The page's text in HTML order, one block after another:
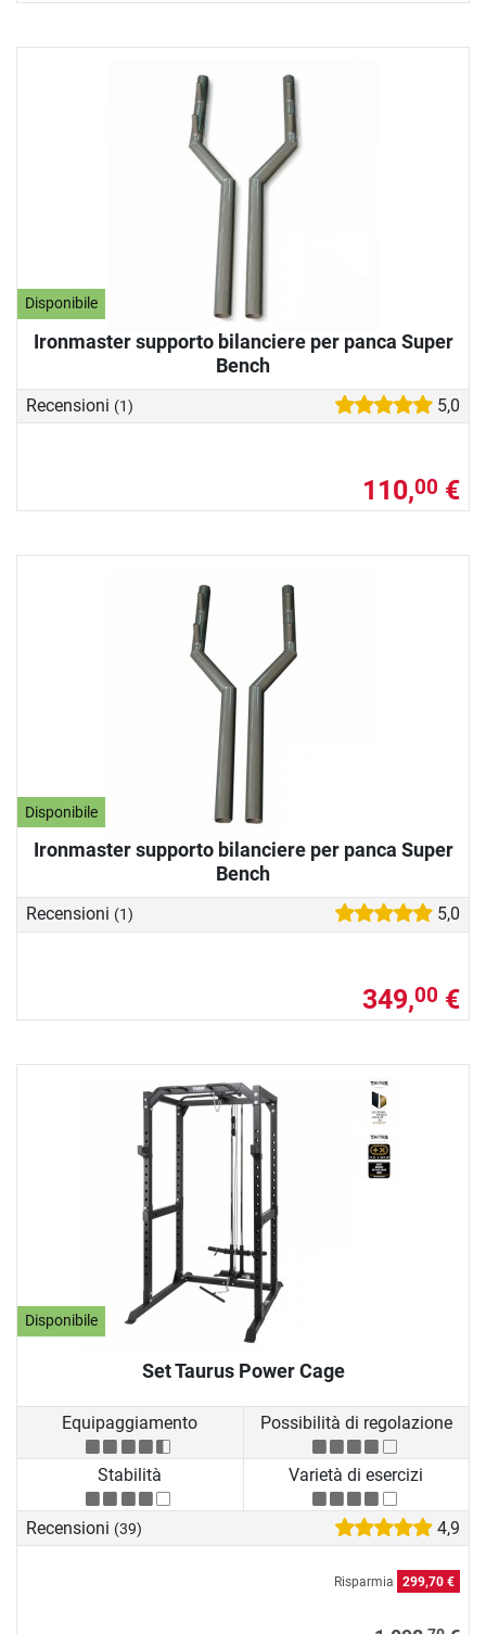
Disponibile
Ironmaster supporto bilanciere per panca Super
Bench
Recensioni (1) 5,0
110,00 €
Disponibile
Ironmaster supporto bilanciere per panca Super
Bench
Recensioni (1) 5,0
349,00 €
Disponibile
Set Taurus Power Cage
Equipaggiamento Possibilità di regolazione
Stabilità Varietà di esercizi
Recensioni (39) 4,9
Risparmia 299,70 €